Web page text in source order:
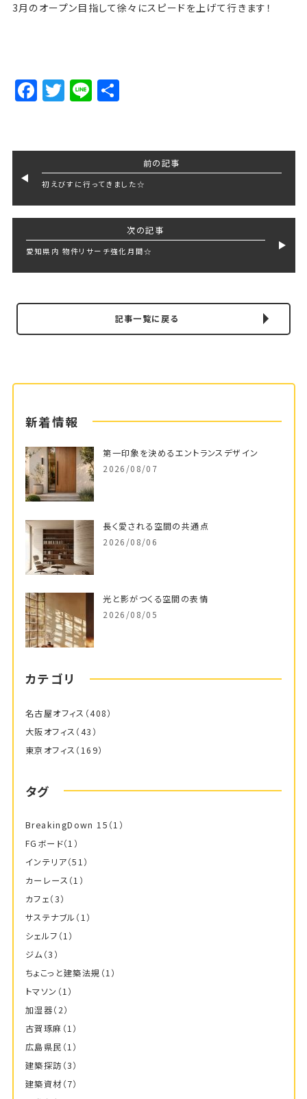
3月のオープン目指して徐々にスピードを上げて行きます！
Facebook
Twitter
LineShare
前の記事
初えびすに行ってきました☆
次の記事
愛知県内 物件リサーチ強化月間☆
記事一覧に戻る
新着情報
第一印象を決めるエントランスデザイン
2026/08/07
長く愛される空間の共通点
2026/08/06
光と影がつくる空間の表情
2026/08/05
カテゴリ
名古屋オフィス （408）
大阪オフィス （43）
東京オフィス （169）
タグ
BreakingDown 15 （1）
FGボード（1）
インテリア（51）
カーレース （1）
カフェ（3）
サステナブル （1）
シェルフ （1）
ジム（3）
ちょこっと建築法規 （1）
トマソン （1）
加湿器（2）
古賀琢麻 （1）
広島県民 （1）
建築探訪 （3）
建築資材（7）